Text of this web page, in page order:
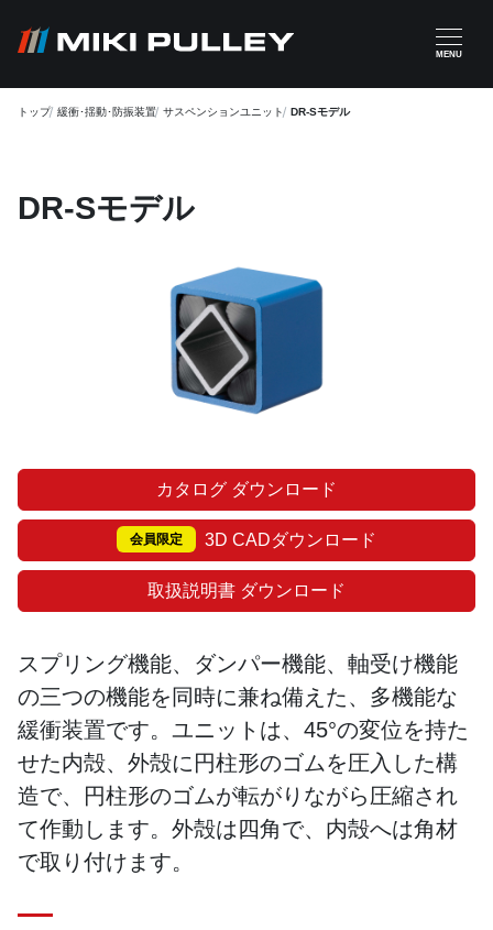
MENU
トップ 緩衝･揺動･防振装置 サスペンションユニット DR-Sモデル
DR-Sモデル
カタログ ダウンロード
会員限定 3D CADダウンロード
取扱説明書 ダウンロード
スプリング機能、ダンパー機能、軸受け機能
の三つの機能を同時に兼ね備えた、多機能な
緩衝装置です。ユニットは、45°の変位を持た
せた内殻、外殻に円柱形のゴムを圧入した構
造で、円柱形のゴムが転がりながら圧縮され
て作動します。外殻は四角で、内殻へは角材
で取り付けます。